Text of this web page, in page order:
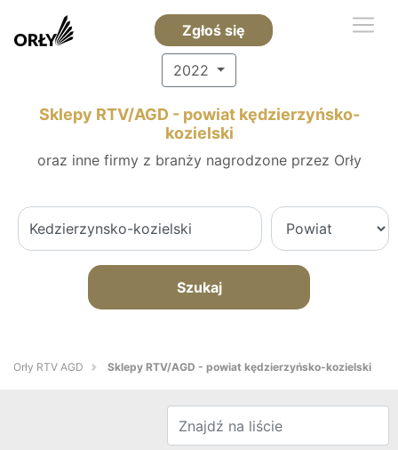
Zgłoś się
2022
Sklepy RTV/AGD - powiat kędzierzyńsko-
kozielski
oraz inne firmy z branży nagrodzone przez Orły
Szukaj
Orły RTV AGD Sklepy RTV/AGD - powiat kędzierzyńsko-kozielski